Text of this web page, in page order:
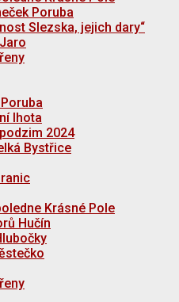
Poruba
Slezska, jejich dary“
lhota
2024
Bystřice
Krásné Pole
Hučín